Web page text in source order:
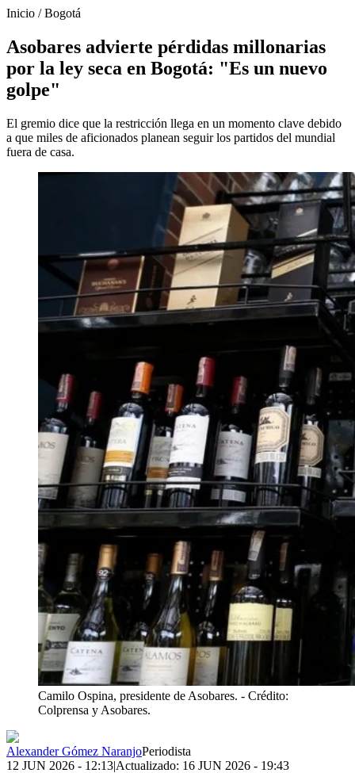
Inicio /Bogotá
Asobares advierte pérdidas millonarias
por la ley seca en Bogotá: "Es un nuevo
golpe"
El gremio dice que la restricción llega en un momento clave debido
a que miles de aficionados planean seguir los partidos del mundial
fuera de casa.
Camilo Ospina, presidente de Asobares. - Crédito:
Colprensa y Asobares.
Alexander Gómez NaranjoPeriodista
12 JUN 2026 - 12:13|Actualizado: 16 JUN 2026 - 19:43